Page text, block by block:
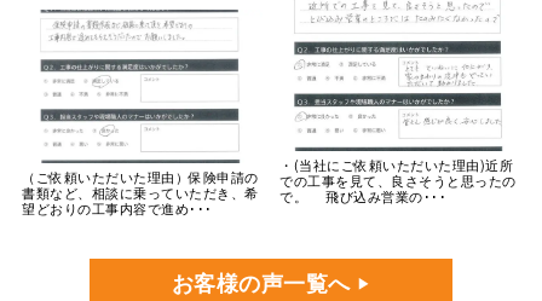
（ご依頼いただいた理由）保険申請の
書類など、相談に乗っていただき、希
望どおりの工事内容で進め･･･
・(当社にご依頼いただいた理由)近所
での工事を見て、良さそうと思ったの
で。 飛び込み営業の･･･
お客様の声一覧へ